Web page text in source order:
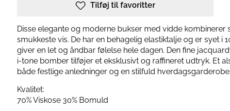
Tilføj til favoritter
Disse elegante og moderne bukser med vidde kombinerer
smukkeste vis. De har en behagelig elastiktalje og er syet i
giver en let og åndbar følelse hele dagen. Den fine
i-tone bomber tilføjer et eksklusivt og raffineret udtryk. Et
både festlige anledninger og en stilfuld hverdagsgarderobe.
Kvalitet:
70% Viskose 30% Bomuld